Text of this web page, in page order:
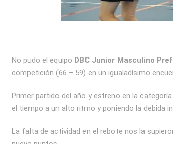
No pudo el equipo DBC Junior Masculino
competición (66 – 59) en un igualadísimo
Primer partido del año y estreno en la
el tiempo a un alto ritmo y poniendo la debida
La falta de actividad en el rebote nos la